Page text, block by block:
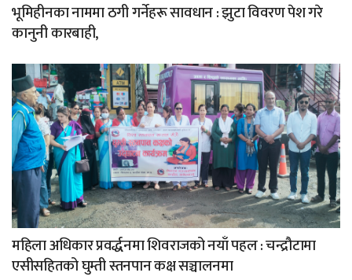
भूमिहीनका नाममा ठगी गर्नेहरू सावधान : झुटा विवरण पेश गरे
कानुनी कारबाही,
महिला अधिकार प्रवर्द्धनमा शिवराजको नयाँ पहल : चन्द्रौटामा
एसीसहितको घुम्ती स्तनपान कक्ष सञ्चालनमा